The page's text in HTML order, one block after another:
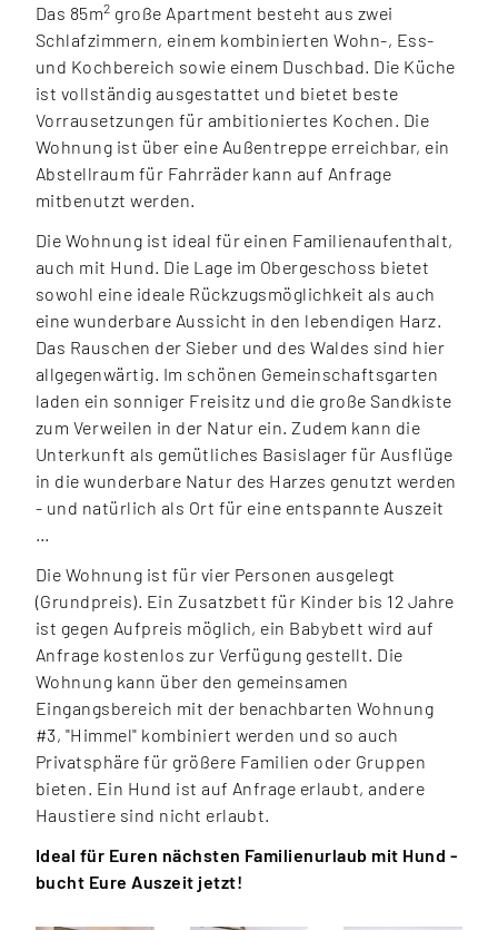
Das 85m2 große Apartment besteht aus zwei
Schlafzimmern, einem kombinierten Wohn-, Ess-
und Kochbereich sowie einem Duschbad. Die Küche
ist vollständig ausgestattet und bietet beste
Vorrausetzungen für ambitioniertes Kochen. Die
Wohnung ist über eine Außentreppe erreichbar, ein
Abstellraum für Fahrräder kann auf Anfrage
mitbenutzt werden.
Die Wohnung ist ideal für einen Familienaufenthalt,
auch mit Hund. Die Lage im Obergeschoss bietet
sowohl eine ideale Rückzugsmöglichkeit als auch
eine wunderbare Aussicht in den lebendigen Harz.
Das Rauschen der Sieber und des Waldes sind hier
allgegenwärtig. Im schönen Gemeinschaftsgarten
laden ein sonniger Freisitz und die große Sandkiste
zum Verweilen in der Natur ein. Zudem kann die
Unterkunft als gemütliches Basislager für Ausflüge
in die wunderbare Natur des Harzes genutzt werden
- und natürlich als Ort für eine entspannte Auszeit
…
Die Wohnung ist für vier Personen ausgelegt
(Grundpreis). Ein Zusatzbett für Kinder bis 12 Jahre
ist gegen Aufpreis möglich, ein Babybett wird auf
Anfrage kostenlos zur Verfügung gestellt. Die
Wohnung kann über den gemeinsamen
Eingangsbereich mit der benachbarten Wohnung
#3, "Himmel" kombiniert werden und so auch
Privatsphäre für größere Familien oder Gruppen
bieten. Ein Hund ist auf Anfrage erlaubt, andere
Haustiere sind nicht erlaubt.
Ideal für Euren nächsten Familienurlaub mit Hund -
bucht Eure Auszeit jetzt!